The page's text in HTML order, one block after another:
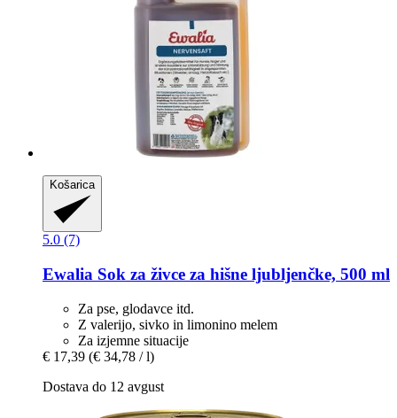
Košarica
5.0 (7)
Ewalia Sok za živce za hišne ljubljenčke, 500 ml
Za pse, glodavce itd.
Z valerijo, sivko in limonino melem
Za izjemne situacije
€ 17,39 (€ 34,78 / l)
Dostava do 12 avgust